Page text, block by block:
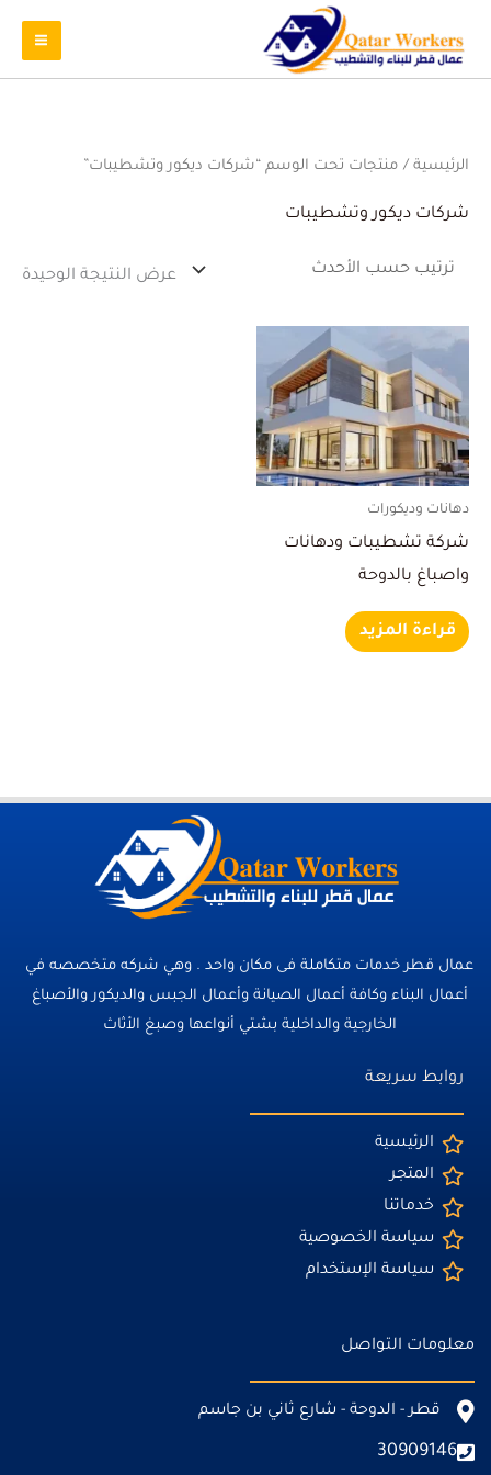
الرئيسية / منتجات تحت الوسم “شركات ديكور وتشطيبات”
شركات ديكور وتشطيبات
عرض النتيجة الوحيدة
دهانات وديكورات
شركة تشطيبات ودهانات
واصباغ بالدوحة
قراءة المزيد
عمال قطر خدمات متكاملة فى مكان واحد . وهي شركه متخصصه في
أعمال البناء وكافة أعمال الصيانة وأعمال الجبس والديكور والأصباغ
الخارجية والداخلية بشتي أنواعها وصبغ الأثاث
روابط سريعة
الرئيسية
المتجر
خدماتنا
سياسة الخصوصية
سياسة الإستخدام
معلومات التواصل
قطر - الدوحة - شارع ثاني بن جاسم
30909146